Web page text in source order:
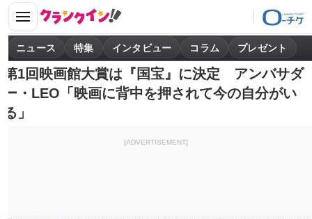
ニュース 特集 インタビュー コラム プレゼント
第1回映画館大賞は『国宝』に決定 アンバサダ
ー・LEO「映画に背中を押されて今の自分がい
る」
[ADVERTISEMENT]